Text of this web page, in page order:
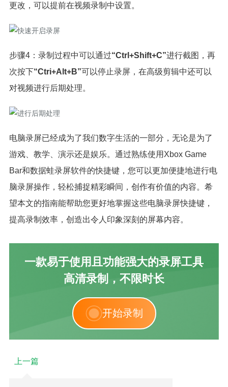
更改，可以提前在视频录制中设置。
步骤4：录制过程中可以通过“Ctrl+Shift+C”进行截图，再
次按下“Ctri+Alt+B”可以停止录屏，在高级剪辑中还可以
对视频进行后期处理。
电脑录屏已经成为了我们数字生活的一部分，无论是为了
游戏、教学、演示还是娱乐。通过熟练使用Xbox Game
Bar和数据蛙录屏软件的快捷键，您可以更加便捷地进行电
脑录屏操作，轻松捕捉精彩瞬间，创作有价值的内容。希
望本文的指南能帮助您更好地掌握这些电脑录屏快捷键，
提高录制效率，创造出令人印象深刻的屏幕内容。
一款易于使用且功能强大的录屏工具
高清录制，不限时长
开始录制
上一篇